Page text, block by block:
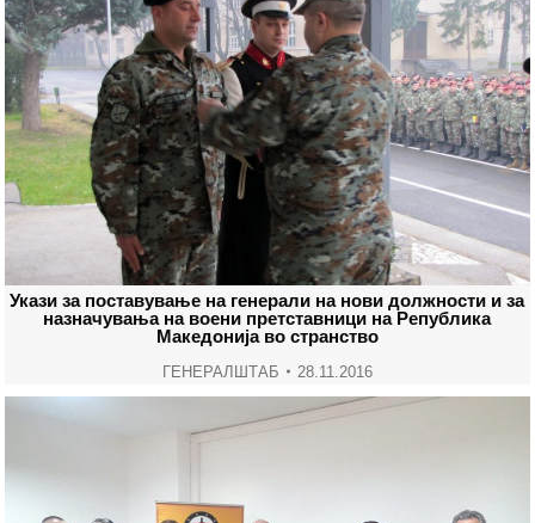
Укази за поставување на генерали на нови должности и за
назначувања на воени претставници на Република
Македонија во странство
ГЕНЕРАЛШТАБ 28.11.2016